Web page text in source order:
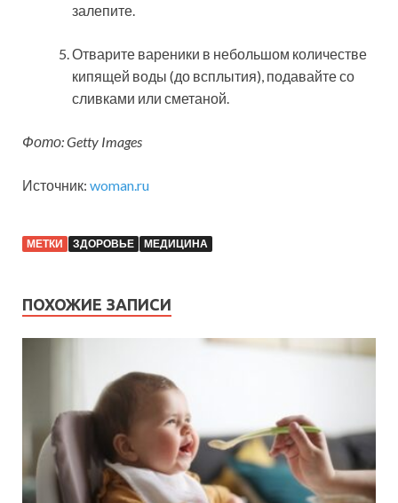
залепите.
Отварите вареники в небольшом количестве
кипящей воды (до всплытия), подавайте со
сливками или сметаной.
Фото: Getty Images
Источник: woman.ru
МЕТКИ ЗДОРОВЬЕ МЕДИЦИНА
ПОХОЖИЕ ЗАПИСИ